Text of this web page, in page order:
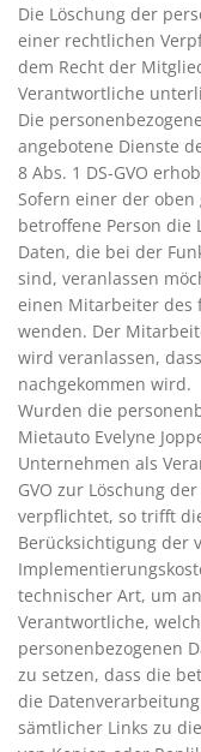
Die Löschung der
einer rechtlichen
dem Recht der
Verantwortliche
Die
angebotene Dienste
8 Abs. 1 DS-GVO
Sofern einer der
betroffene Person die
Daten, die bei der
sind, veranlassen
einen Mitarbeiter des
wenden. Der
wird veranlassen,
nachgekommen wird.
Wurden die
Mietauto Evelyne
Unternehmen als
GVO zur Löschung
verpflichtet, so trifft
Berücksichtigung der
technischer Art, um
Verantwortliche,
personenbezogenen
zu setzen, dass die
die
sämtlicher Links zu